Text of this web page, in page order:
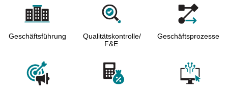
Geschäftsführung
Qualitätskontrolle/
F&E
Geschäftsprozesse